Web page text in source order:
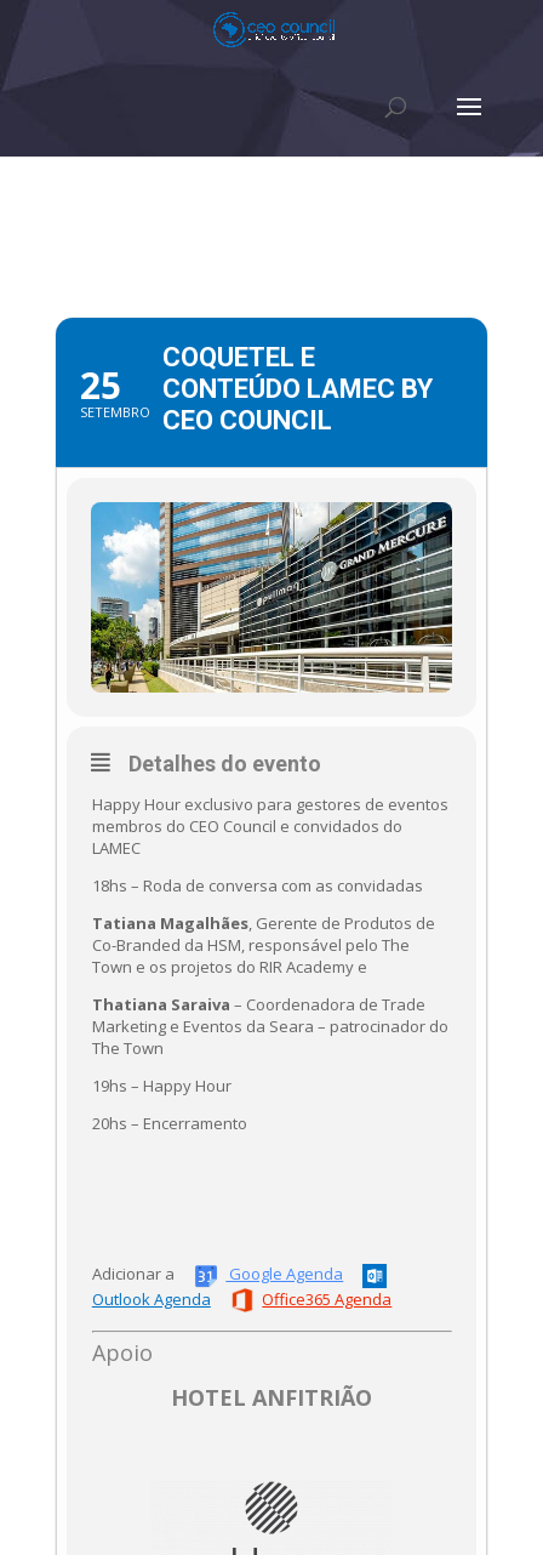
25
SETEMBRO
COQUETEL E
CONTEÚDO LAMEC BY
CEO COUNCIL
Detalhes do evento
Happy Hour exclusivo para gestores de eventos
membros do CEO Council e convidados do
LAMEC
18hs – Roda de conversa com as convidadas
Tatiana Magalhães, Gerente de Produtos de
Co-Branded da HSM, responsável pelo The
Town e os projetos do RIR Academy e
Thatiana Saraiva – Coordenadora de Trade
Marketing e Eventos da Seara – patrocinador do
The Town
19hs – Happy Hour
20hs – Encerramento
Adicionar a
Google Agenda
Outlook Agenda
Office365 Agenda
Apoio
HOTEL ANFITRIÃO